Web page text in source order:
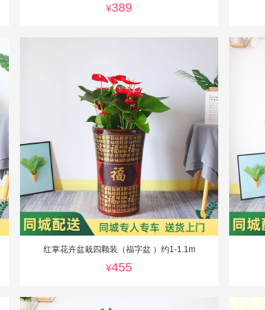
¥389
红掌花卉盆栽四颗装（福字盆 ）约1-1.1m
¥455